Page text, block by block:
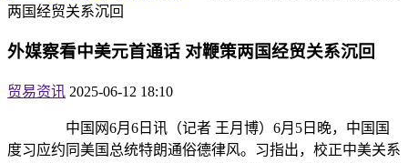
两国经贸关系沉回
外媒察看中美元首通话 对鞭策两国经贸关系沉回
贸易资讯 2025-06-12 18:10
中国网6月6日讯（记者 王月博）6月5日晚，中国国
度习应约同美国总统特朗通俗德律风。习指出，校正中美关系